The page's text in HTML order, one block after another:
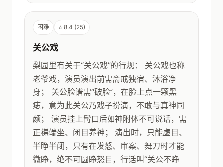
困难 ⭐ 8.4 (25)
关公戏
梨园里有关于“关公戏”的行规： 关公戏也称
老爷戏，演员演出前需斋戒独宿、沐浴净
身； 关公脸谱需“破脸”，在脸上点一颗黑
痣，意为此关公乃戏子扮演，不敢与真神同
颜； 演员挂上髯口后如神附体不可说话，需
正襟端坐、闭目养神； 演出时，只能虚目、
半睁半闭，只有在发怒、审案、舞刀时才能
微睁，绝不可圆睁怒目，行话叫“关公不睁